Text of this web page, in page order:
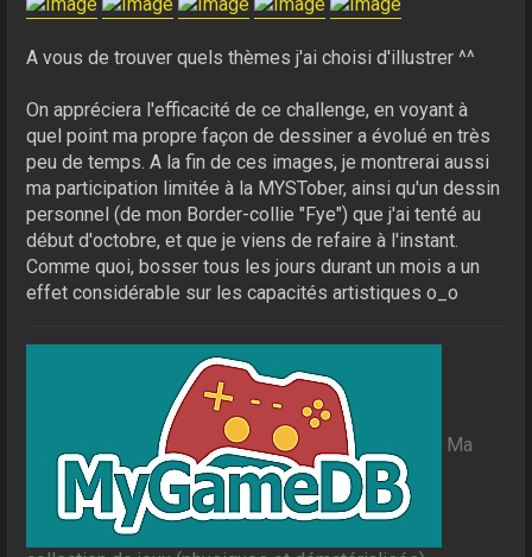
A vous de trouver quels thèmes j'ai choisi d'illustrer ^^
On appréciera l'efficacité de ce challenge, en voyant à
quel point ma propre façon de dessiner a évolué en très
peu de temps. A la fin de ces images, je montrerai aussi
ma participation limitée à la MYSTober, ainsi qu'un dessin
personnel (de mon Border-collie "Fye") que j'ai tenté au
début d'octobre, et que je viens de refaire à l'instant.
Comme quoi, bosser tous les jours durant un mois a un
effet considérable sur les capacités artistiques o_o
Ma